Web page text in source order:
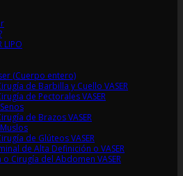
LIPO
(Cuerpo entero)
de Barbilla y Cuello VASER
de Pectorales VASER
de Brazos VASER
de Glúteos VASER
de Alta Definición o VASER
Cirugía del Abdomen VASER